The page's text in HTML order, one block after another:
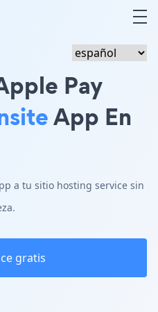
Pay
App En
a tu sitio hosting service sin
gratis